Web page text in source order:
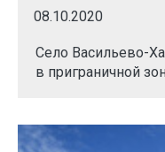
08.10.2020
Село Васильево-
в приграничной